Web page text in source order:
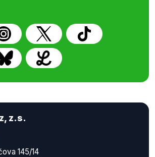
z.s.
145/14